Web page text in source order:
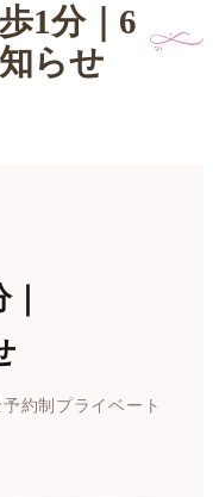
1分｜6
らせ
約制プライベート